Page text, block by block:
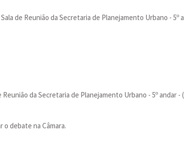
de Reunião da Secretaria de Planejamento Urbano -
da Secretaria de Planejamento Urbano - 5º andar
o debate na Câmara.